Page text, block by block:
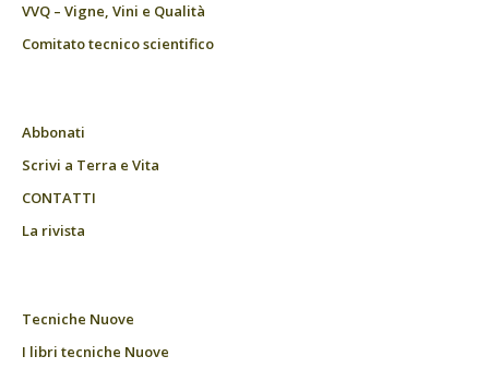
VVQ – Vigne, Vini e Qualità
Comitato tecnico scientifico
Abbonati
Scrivi a Terra e Vita
CONTATTI
La rivista
Tecniche Nuove
I libri tecniche Nuove